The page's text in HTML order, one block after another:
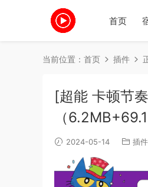
首页
当前位置： 首页 插件
[超能 卡顿节
（
2024-05-14 插件